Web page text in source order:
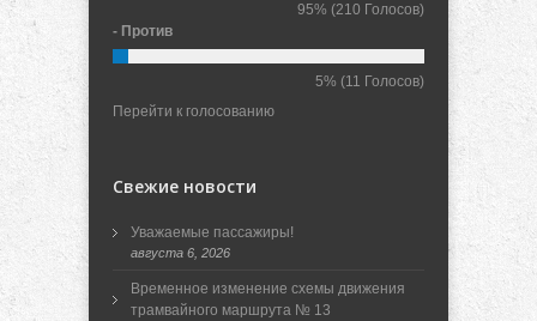
95% (210 Голосов)
- Против
5% (11 Голосов)
Перейти к голосованию
Свежие новости
Уважаемые пассажиры!
августа 6, 2026
Временное изменение схемы движения
трамвайного маршрута № 13